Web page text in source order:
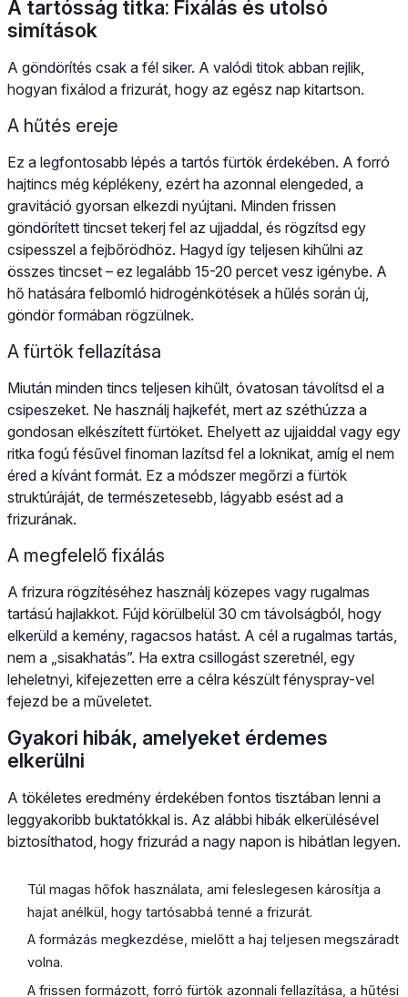
A tartósság titka: Fixálás és utolsó
simítások
A göndörítés csak a fél siker. A valódi titok abban rejlik,
hogyan fixálod a frizurát, hogy az egész nap kitartson.
A hűtés ereje
Ez a legfontosabb lépés a tartós fürtök érdekében. A forró
hajtincs még képlékeny, ezért ha azonnal elengeded, a
gravitáció gyorsan elkezdi nyújtani. Minden frissen
göndörített tincset tekerj fel az ujjaddal, és rögzítsd egy
csipesszel a fejbőrödhöz. Hagyd így teljesen kihűlni az
összes tincset – ez legalább 15-20 percet vesz igénybe. A
hő hatására felbomló hidrogénkötések a hűlés során új,
göndör formában rögzülnek.
A fürtök fellazítása
Miután minden tincs teljesen kihűlt, óvatosan távolítsd el a
csipeszeket. Ne használj hajkefét, mert az széthúzza a
gondosan elkészített fürtöket. Ehelyett az ujjaiddal vagy egy
ritka fogú fésűvel finoman lazítsd fel a loknikat, amíg el nem
éred a kívánt formát. Ez a módszer megőrzi a fürtök
struktúráját, de természetesebb, lágyabb esést ad a
frizurának.
A megfelelő fixálás
A frizura rögzítéséhez használj közepes vagy rugalmas
tartású hajlakkot. Fújd körülbelül 30 cm távolságból, hogy
elkerüld a kemény, ragacsos hatást. A cél a rugalmas tartás,
nem a „sisakhatás”. Ha extra csillogást szeretnél, egy
leheletnyi, kifejezetten erre a célra készült fényspray-vel
fejezd be a műveletet.
Gyakori hibák, amelyeket érdemes
elkerülni
A tökéletes eredmény érdekében fontos tisztában lenni a
leggyakoribb buktatókkal is. Az alábbi hibák elkerülésével
biztosíthatod, hogy frizurád a nagy napon is hibátlan legyen.
Túl magas hőfok használata, ami feleslegesen károsítja a
hajat anélkül, hogy tartósabbá tenné a frizurát.
A formázás megkezdése, mielőtt a haj teljesen megszáradt
volna.
A frissen formázott, forró fürtök azonnali fellazítása, a hűtési